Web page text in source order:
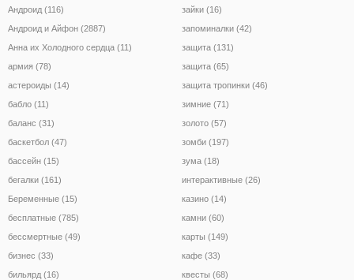
Андроид (116)
Андроид и Айфон (2887)
Анна их Холодного сердца (11)
армия (78)
астероиды (14)
бабло (11)
баланс (31)
баскетбол (47)
бассейн (15)
бегалки (161)
Беременные (15)
бесплатные (785)
бессмертные (49)
бизнес (33)
бильярд (16)
зайки (16)
запоминалки (42)
защита (131)
защита (65)
защита тропинки (46)
зимние (71)
золото (57)
зомби (197)
зума (18)
интерактивные (26)
казино (14)
камни (60)
карты (149)
кафе (33)
квесты (68)